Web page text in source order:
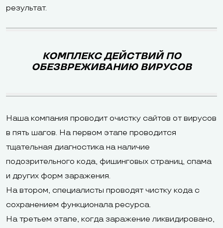
результат.
КОМПЛЕКС ДЕЙСТВИЙ ПО
ОБЕЗВРЕЖИВАНИЮ ВИРУСОВ
Наша компания проводит очистку сайтов от вирусов
в пять шагов. На первом этапе проводится
тщательная диагностика на наличие
подозрительного кода, фишинговых страниц, спама
и других форм заражения.
На втором, специалисты проводят чистку кода с
сохранением функционала ресурса.
На третьем этапе, когда заражение ликвидировано,